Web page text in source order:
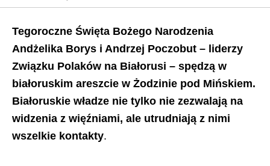
Tegoroczne Święta Bożego Narodzenia
Andżelika Borys i Andrzej Poczobut – liderzy
Związku Polaków na Białorusi – spędzą w
białoruskim areszcie w Żodzinie pod Mińskiem.
Białoruskie władze nie tylko nie zezwalają na
widzenia z więźniami, ale utrudniają z nimi
wszelkie kontakty.